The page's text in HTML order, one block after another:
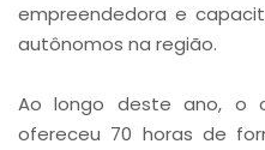
empreendedora e
autônomos na região.
Ao longo deste ano, o
ofereceu 70 horas de